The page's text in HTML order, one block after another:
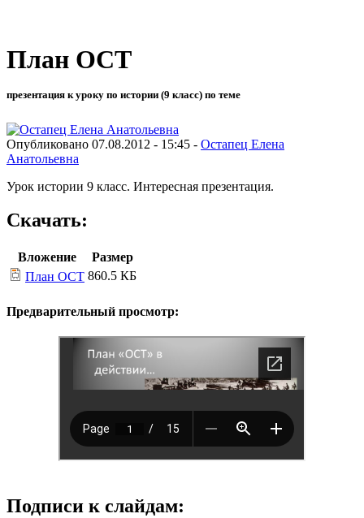
План ОСТ
презентация к уроку по истории (9 класс) по теме
Опубликовано 07.08.2012 - 15:45 - Остапец Елена
Анатольевна
Урок истории 9 класс. Интересная презентация.
Скачать:
Вложение
Размер
План ОСТ 860.5 КБ
Предварительный просмотр:
Подписи к слайдам: